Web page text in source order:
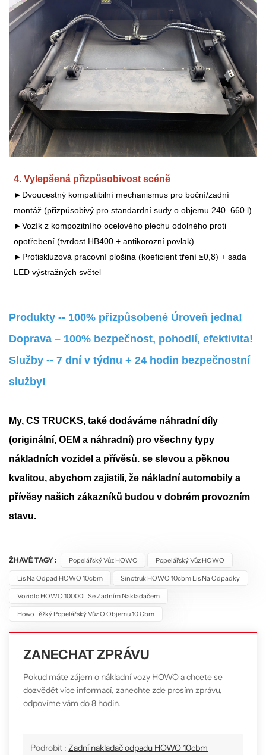
4. Vylepšená přizpůsobivost scéně
►Dvoucestný kompatibilní mechanismus pro boční/zadní
montáž (přizpůsobivý pro standardní sudy o objemu 240–660 l)
►Vozík z kompozitního ocelového plechu odolného proti
opotřebení (tvrdost HB400 + antikorozní povlak)
►Protiskluzová pracovní plošina (koeficient tření ≥0,8) + sada
LED výstražných světel
Produkty -- 100% přizpůsobené Úroveň jedna!
Doprava – 100% bezpečnost, pohodlí, efektivita!
Služby -- 7 dní v týdnu + 24 hodin bezpečnostní
služby!
My, CS TRUCKS, také dodáváme náhradní díly
(originální, OEM a náhradní) pro všechny typy
nákladních vozidel a přívěsů. se slevou a pěknou
kvalitou, abychom zajistili, že nákladní automobily a
přívěsy našich zákazníků budou v dobrém provozním
stavu.
ŽHAVÉ TAGY : Popelářský Vůz HOWO Popelářský Vůz HOWO
Lis Na Odpad HOWO 10cbm Sinotruk HOWO 10cbm Lis Na Odpadky
Vozidlo HOWO 10000L Se Zadním Nakladačem
Howo Těžký Popelářský Vůz O Objemu 10 Cbm
ZANECHAT ZPRÁVU
Pokud máte zájem o nákladní vozy HOWO a chcete se
dozvědět více informací, zanechte zde prosím zprávu,
odpovíme vám do 8 hodin.
Podrobit : Zadní nakladač odpadu HOWO 10cbm